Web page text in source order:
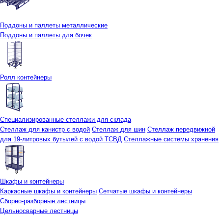
Поддоны и паллеты металлические
Поддоны и паллеты для бочек
Ролл контейнеры
Специализированные стеллажи для склада
Стеллаж для канистр с водой Стеллаж для шин Стеллаж передвижной
для 19-литровых бутылей с водой ТСВД Стеллажные системы хранения
Шкафы и контейнеры
Каркасные шкафы и контейнеры Сетчатые шкафы и контейнеры
Сборно-разборные лестницы
Цельносварные лестницы